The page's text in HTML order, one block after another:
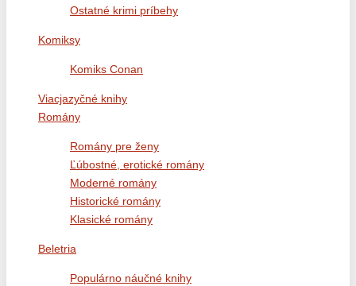
Ostatné krimi príbehy
Komiksy
Komiks Conan
Viacjazyčné knihy
Romány
Romány pre ženy
Ľúbostné, erotické romány
Moderné romány
Historické romány
Klasické romány
Beletria
Populárno náučné knihy